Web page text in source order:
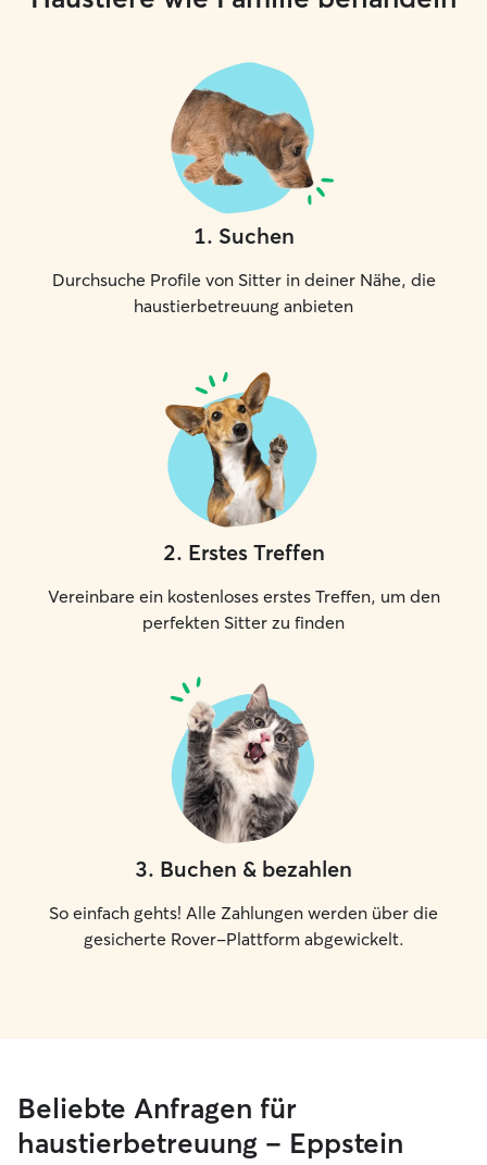
1. Suchen
Durchsuche Profile von Sitter in deiner Nähe, die
haustierbetreuung anbieten
2. Erstes Treffen
Vereinbare ein kostenloses erstes Treffen, um den
perfekten Sitter zu finden
3. Buchen & bezahlen
So einfach gehts! Alle Zahlungen werden über die
gesicherte Rover-Plattform abgewickelt.
Beliebte Anfragen für
haustierbetreuung – Eppstein